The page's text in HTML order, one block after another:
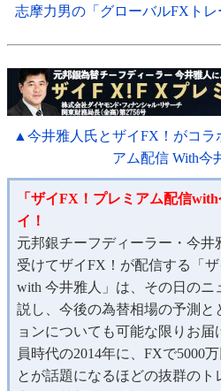
志摩力男の「グローバルFXト
▲今井雅人氏とザイFX！がコラ
アム配信 With今
「ザイFX！プレミアム配信
イ！
元邦銀チーフディーラー・今井
受けてザイFX！が配信する「
with 今井雅人」は、その日の
説し、今後の為替相場の予測と
ョンについても可能な限りお
員時代の2014年に、FXで5000
とが話題になるほどの抜群のト